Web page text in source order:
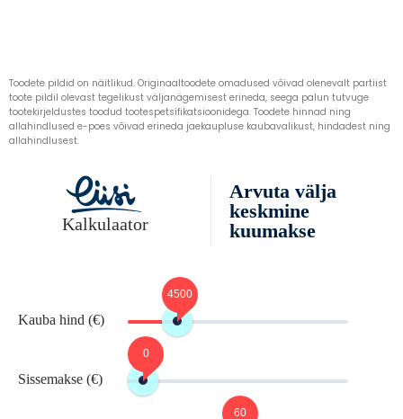
Toodete pildid on näitlikud. Originaaltoodete omadused võivad olenevalt partiist
toote pildil olevast tegelikust väljanägemisest erineda, seega palun tutvuge
tootekirjeldustes toodud tootespetsifikatsioonidega. Toodete hinnad ning
allahindlused e-poes võivad erineda jaekaupluse kaubavalikust, hindadest ning
allahindlusest.